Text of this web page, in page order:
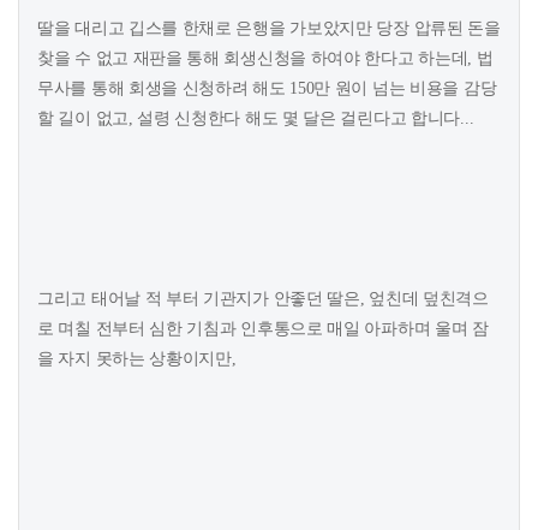
딸을 대리고 깁스를 한채로 은행을 가보았지만 당장 압류된 돈을
찾을 수 없고 재판을 통해 회생신청을 하여야 한다고 하는데, 법
무사를 통해 회생을 신청하려 해도 150만 원이 넘는 비용을 감당
할 길이 없고, 설령 신청한다 해도 몇 달은 걸린다고 합니다...
그리고 태어날 적 부터 기관지가 안좋던 딸은, 엎친데 덮친격으
로 며칠 전부터 심한 기침과 인후통으로 매일 아파하며 울며 잠
을 자지 못하는 상황이지만,